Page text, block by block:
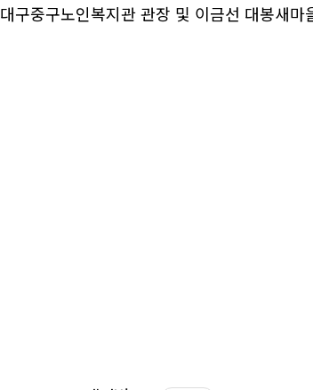
대구중구노인복지관 관장 및 이금선 대봉새